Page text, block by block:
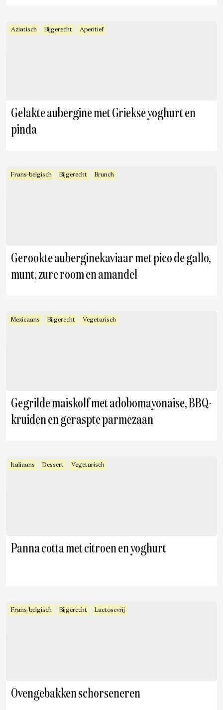
Aziatisch Bijgerecht Aperitief
Gelakte aubergine met Griekse yoghurt en
pinda
Frans-belgisch Bijgerecht Brunch
Gerookte auberginekaviaar met pico de gallo,
munt, zure room en amandel
Mexicaans Bijgerecht Vegetarisch
Gegrilde maiskolf met adobomayonaise, BBQ-
kruiden en geraspte parmezaan
Italiaans Dessert Vegetarisch
Panna cotta met citroen en yoghurt
Frans-belgisch Bijgerecht Lactosevrij
Ovengebakken schorseneren